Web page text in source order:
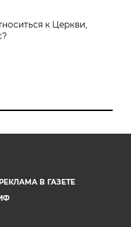
к Церкви,
РЕКЛАМА В ГАЗЕТЕ